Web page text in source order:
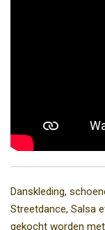
Danskleding,
Streetdance, Salsa
gekocht worden